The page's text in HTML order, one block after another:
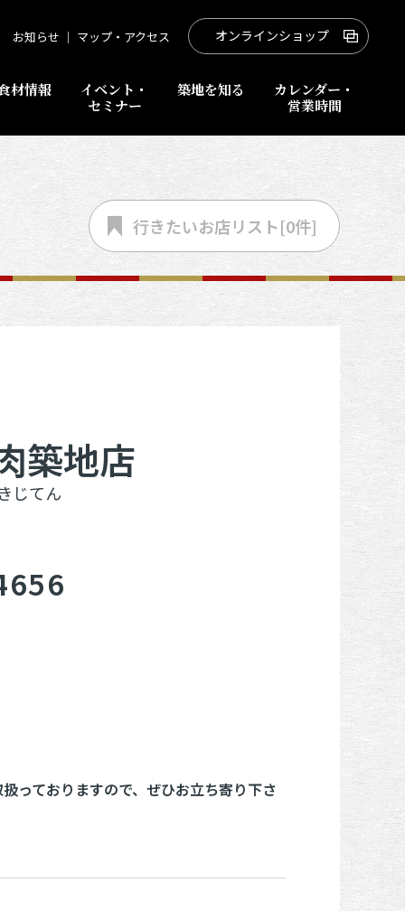
材情報
イベント・
セミナー
築地を知る
カレンダー・
営業時間
お知らせ ｜ マップ・アクセス オンラインショップ
行きたいお店リスト[0件]
築地店
じてん
っておりますので、ぜひお立ち寄り下さ